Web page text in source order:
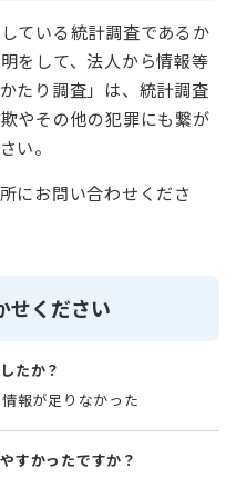
ている統計調査であるか
をして、法人から情報等
たり調査」は、統計調査
やその他の犯罪にも繋が
い。
にお問い合わせくださ
せください
たか？
情報が足りなかった
すかったですか？